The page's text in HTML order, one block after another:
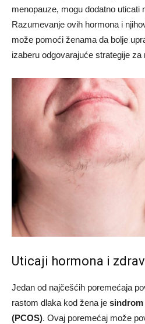
menopauze, mogu dodatno uticati
Razumevanje ovih hormona i
može pomoći ženama da bolje
izaberu odgovarajuće strategije za
Uticaji hormona i
Jedan od najčešćih poremećaja
rastom dlaka kod žena je
(PCOS). Ovaj poremećaj može